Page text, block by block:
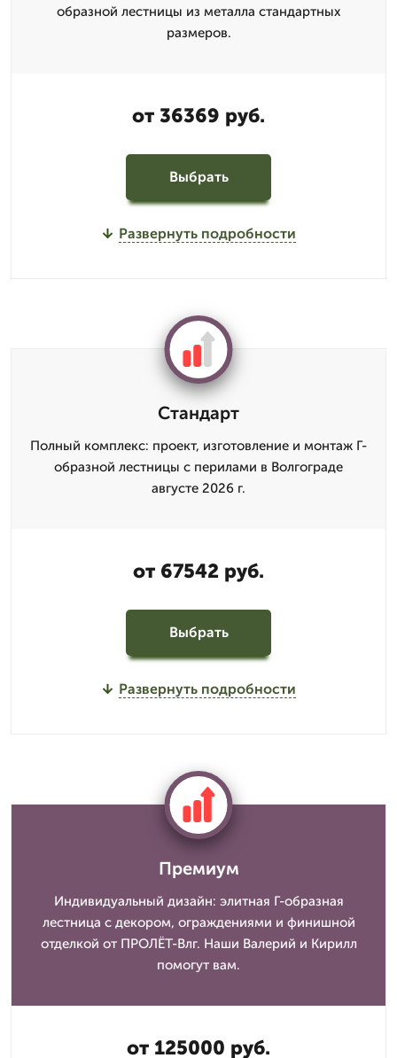
образной лестницы из металла стандартных
размеров.
от 36369 руб.
Выбрать
Развернуть подробности
Стандарт
Полный комплекс: проект, изготовление и монтаж Г-
образной лестницы с перилами в Волгограде
августе 2026 г.
от 67542 руб.
Выбрать
Развернуть подробности
Премиум
Индивидуальный дизайн: элитная Г-образная
лестница с декором, ограждениями и финишной
отделкой от ПРОЛЁТ-Влг. Наши Валерий и Кирилл
помогут вам.
от 125000 руб.